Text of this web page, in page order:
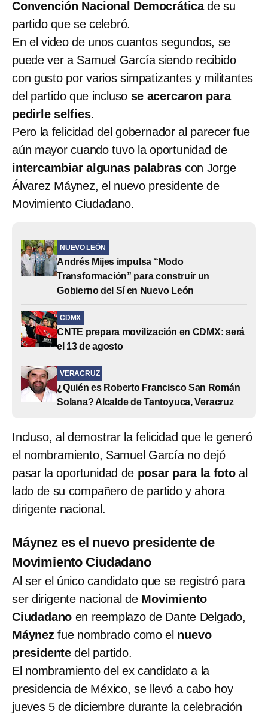
Convención Nacional Democráticade su
partido que se celebró.
En el video de unos cuantos segundos, se
puede ver a Samuel García siendo recibido
con gusto por varios simpatizantes y militantes
del partido que incluso se acercaron para
pedirle selfies.
Pero la felicidad del gobernador al parecer fue
aún mayor cuando tuvo la oportunidad de
intercambiar algunas palabrascon Jorge
Álvarez Máynez, el nuevo presidente de
Movimiento Ciudadano.
NUEVO LEÓN
Andrés Mijes impulsa “Modo
Transformación” para construir un
Gobierno del Sí en Nuevo León
CDMX
CNTE prepara movilización en CDMX: será
el 13 de agosto
VERACRUZ
¿Quién es Roberto Francisco San Román
Solana? Alcalde de Tantoyuca, Veracruz
Incluso, al demostrar la felicidad que le generó
el nombramiento, Samuel García no dejó
pasar la oportunidad de posar para la fotoal
lado de su compañero de partido y ahora
dirigente nacional.
Máynez es el nuevo presidente de
Movimiento Ciudadano
Al ser el único candidato que se registró para
ser dirigente nacional deMovimiento
Ciudadano en reemplazo de Dante Delgado,
Máynezfue nombrado como el nuevo
presidente del partido.
El nombramiento del ex candidato a la
presidencia de México, se llevó a cabo hoy
jueves 5 de diciembre durante la celebración